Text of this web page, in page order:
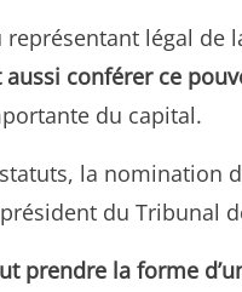
légal de
conférer ce
du capital.
la
du Tribunal
prendre la forme